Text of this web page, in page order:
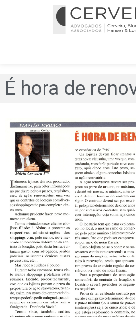
É hora de